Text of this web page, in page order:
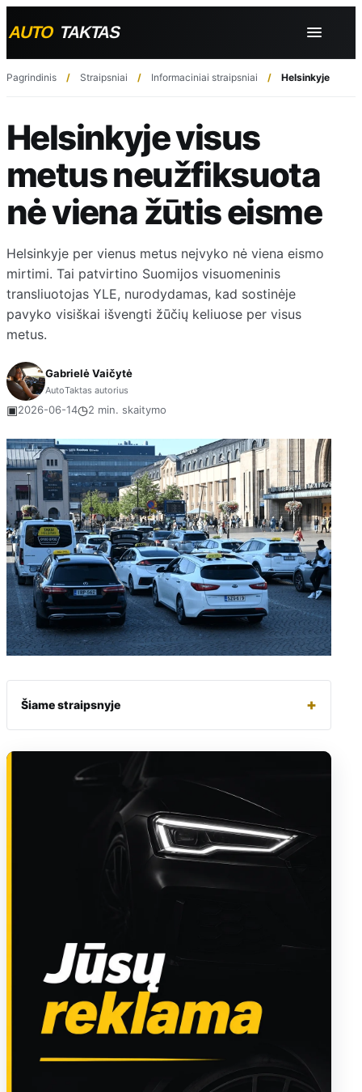
Pagrindinis Straipsniai Informaciniai straipsniai Helsinkyje visus
Helsinkyje visus
metus neužfiksuota
nė viena žūtis eisme
Helsinkyje per vienus metus neįvyko nė viena eismo
mirtimi. Tai patvirtino Suomijos visuomeninis
transliuotojas YLE, nurodydamas, kad sostinėje
pavyko visiškai išvengti žūčių keliuose per visus
metus.
Gabrielė Vaičytė
AutoTaktas autorius
▣2026-06-14◷2 min. skaitymo
Šiame straipsnyje +